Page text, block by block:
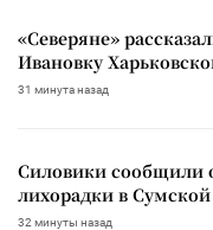
«Северяне»
Ивановку
31 минута назад
Силовики сообщили
лихорадки в
32 минуты назад